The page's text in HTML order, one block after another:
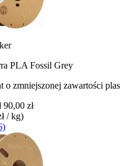
PLA Fossil Grey
o zmniejszonej zawartości
90,00 zł
/ kg)